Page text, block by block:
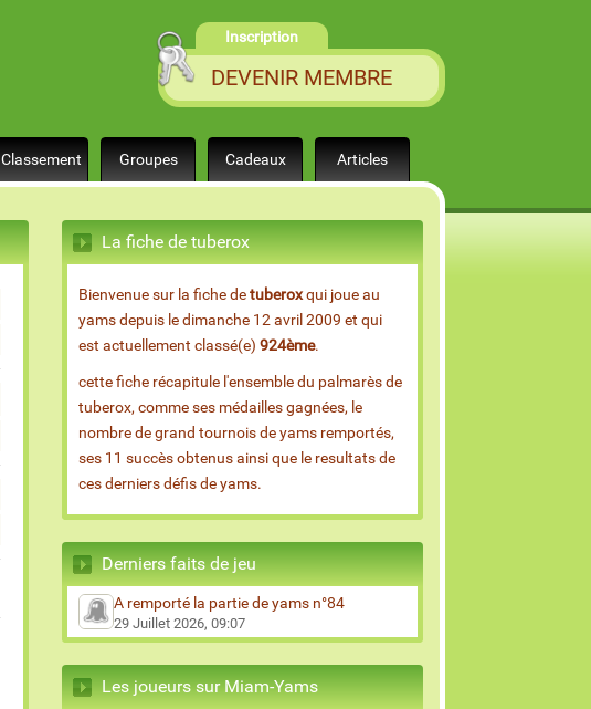
Inscription
DEVENIR MEMBRE
Classement Groupes Cadeaux Articles
La fiche de tuberox
Bienvenue sur la fiche detuberoxqui joue au
yams depuis le dimanche 12 avril 2009 et qui
est actuellement classé(e)924ème.
cette fiche récapitule l'ensemble du palmarès de
tuberox, comme ses médailles gagnées, le
nombre de grand tournois de yams remportés,
ses 11 succès obtenus ainsi que le resultats de
ces derniers défis de yams.
Derniers faits de jeu
A remporté la partie de yams n°84
29 Juillet 2026, 09:07
Les joueurs sur Miam-Yams